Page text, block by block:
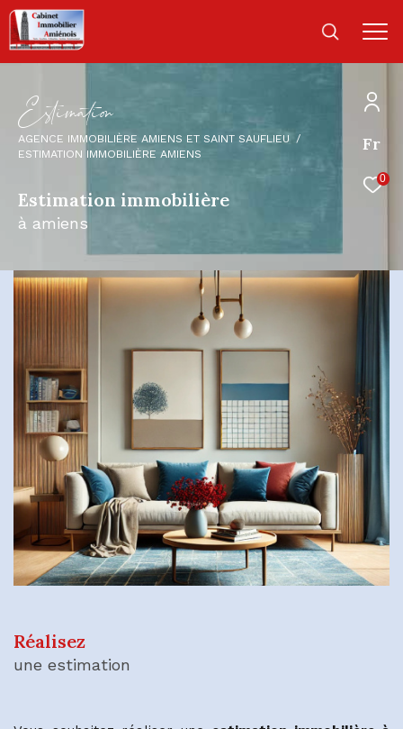
Fr
0
Esimaio
AGENCE IMMOBILIÈRE AMIENS ET SAINT SAUFLIEU
ESTIMATION IMMOBILIÈRE AMIENS
Estimation immobilière
à amiens
Réalisez
une estimation